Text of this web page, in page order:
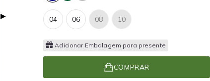
▶ 04 06 08 10
Adicionar Embalagem para presente
COMPRAR